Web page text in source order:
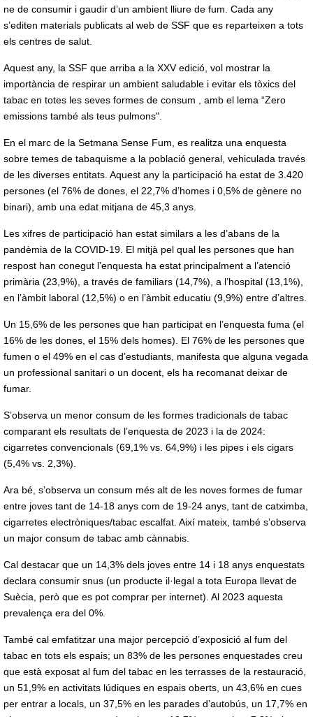
ne de consumir i gaudir d’un ambient lliure de fum. Cada any
s’editen materials publicats al web de SSF que es reparteixen a tots
els centres de salut.
Aquest any, la SSF que arriba a la XXV edició, vol mostrar la
importància de respirar un ambient saludable i evitar els tòxics del
tabac en totes les seves formes de consum , amb el lema “Zero
emissions també als teus pulmons".
En el marc de la Setmana Sense Fum, es realitza una enquesta
sobre temes de tabaquisme a la població general, vehiculada través
de les diverses entitats. Aquest any la participació ha estat de 3.420
persones (el 76% de dones, el 22,7% d’homes i 0,5% de gènere no
binari), amb una edat mitjana de 45,3 anys.
Les xifres de participació han estat similars a les d’abans de la
pandèmia de la COVID-19. El mitjà pel qual les persones que han
respost han conegut l’enquesta ha estat principalment a l’atenció
primària (23,9%), a través de familiars (14,7%), a l’hospital (13,1%),
en l’àmbit laboral (12,5%) o en l’àmbit educatiu (9,9%) entre d’altres.
Un 15,6% de les persones que han participat en l’enquesta fuma (el
16% de les dones, el 15% dels homes). El 76% de les persones que
fumen o el 49% en el cas d’estudiants, manifesta que alguna vegada
un professional sanitari o un docent, els ha recomanat deixar de
fumar.
S’observa un menor consum de les formes tradicionals de tabac
comparant els resultats de l’enquesta de 2023 i la de 2024:
cigarretes convencionals (69,1% vs. 64,9%) i les pipes i els cigars
(5,4% vs. 2,3%).
Ara bé, s’observa un consum més alt de les noves formes de fumar
entre joves tant de 14-18 anys com de 19-24 anys, tant de catximba,
cigarretes electròniques/tabac escalfat. Així mateix, també s’observa
un major consum de tabac amb cànnabis.
Cal destacar que un 14,3% dels joves entre 14 i 18 anys enquestats
declara consumir snus (un producte il·legal a tota Europa llevat de
Suècia, però que es pot comprar per internet). Al 2023 aquesta
prevalença era del 0%.
També cal emfatitzar una major percepció d’exposició al fum del
tabac en tots els espais; un 83% de les persones enquestades creu
que està exposat al fum del tabac en les terrasses de la restauració,
un 51,9% en activitats lúdiques en espais oberts, un 43,6% en cues
per entrar a locals, un 37,5% en les parades d’autobús, un 17,7% en